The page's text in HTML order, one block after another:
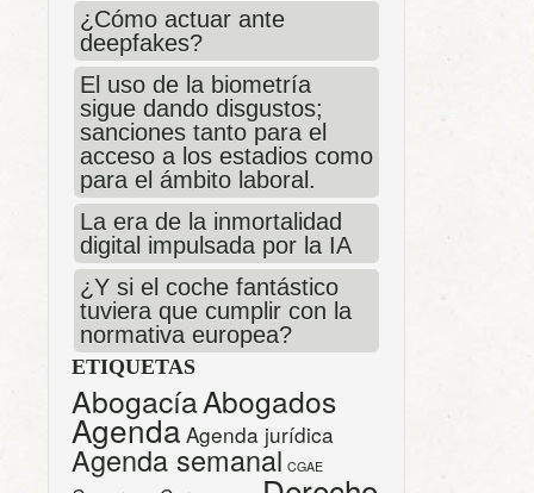
¿Cómo actuar ante
deepfakes?
El uso de la biometría
sigue dando disgustos;
sanciones tanto para el
acceso a los estadios como
para el ámbito laboral.
La era de la inmortalidad
digital impulsada por la IA
¿Y si el coche fantástico
tuviera que cumplir con la
normativa europea?
ETIQUETAS
AbogacíaAbogados
Agenda Agenda jurídica
Agenda semanal CGAE